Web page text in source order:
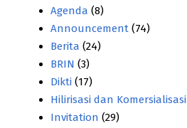
Agenda (8)
Announcement (74)
Berita (24)
BRIN (3)
Dikti (17)
Hilirisasi dan Komersialisasi
Invitation (29)